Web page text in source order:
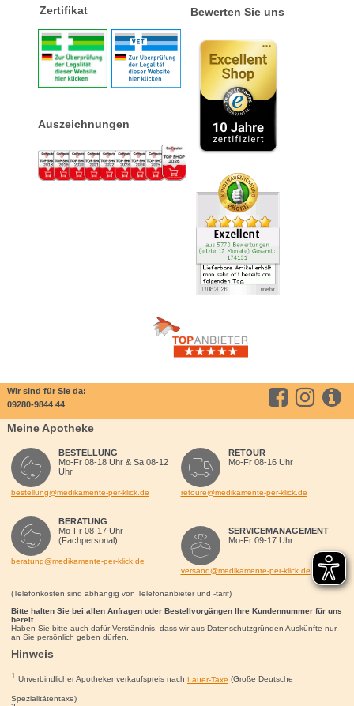
Zertifikat
Auszeichnungen
Bewerten Sie uns
Wir sind für Sie da:
09280-9844 44
Meine Apotheke
BESTELLUNG
Mo-Fr 08-18 Uhr & Sa 08-12
Uhr
bestellung@medikamente-per-klick.de
BERATUNG
Mo-Fr 08-17 Uhr
(Fachpersonal)
beratung@medikamente-per-klick.de
RETOUR
Mo-Fr 08-16 Uhr
retoure@medikamente-per-klick.de
SERVICEMANAGEMENT
Mo-Fr 09-17 Uhr
versand@medikamente-per-klick.de
(Telefonkosten sind abhängig von Telefonanbieter und -tarif)
Bitte halten Sie bei allen Anfragen oder Bestellvorgängen Ihre Kundennummer für uns
bereit.
Haben Sie bitte auch dafür Verständnis, dass wir aus Datenschutzgründen Auskünfte nur
an Sie persönlich geben dürfen.
Hinweis
1 Unverbindlicher Apothekenverkaufspreis nach Lauer-Taxe (Große Deutsche
Spezialitätentaxe)